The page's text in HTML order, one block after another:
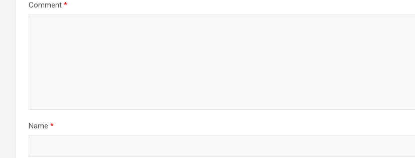
Comment *
Name *